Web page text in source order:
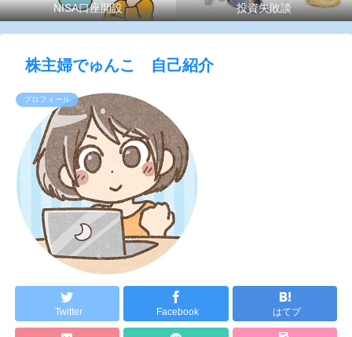
NISA口座開設 投資失敗談
株主婦でゅんこ 自己紹介
プロフィール
Twitter Facebook はてブ